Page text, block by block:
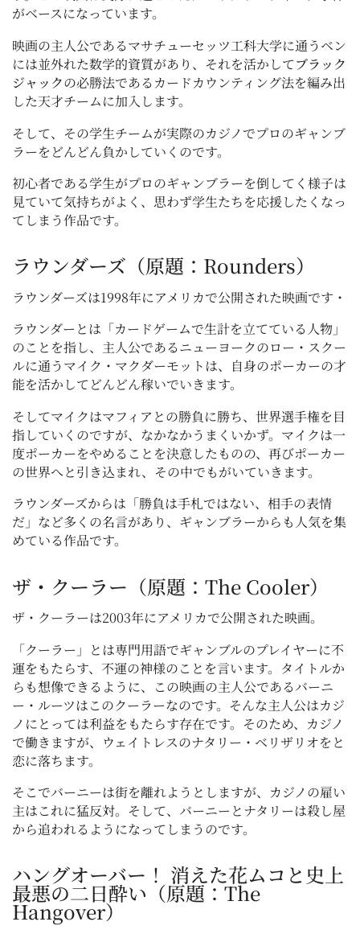
がベースになっています。
映画の主人公であるマサチューセッツ工科大学に通うベン
には並外れた数学的資質があり、それを活かしてブラック
ジャックの必勝法であるカードカウンティング法を編み出
した天才チームに加入します。
そして、その学生チームが実際のカジノでプロのギャンブ
ラーをどんどん負かしていくのです。
初心者である学生がプロのギャンブラーを倒してく様子は
見ていて気持ちがよく、思わず学生たちを応援したくなっ
てしまう作品です。
ラウンダーズ（原題：Rounders）
ラウンダーズは1998年にアメリカで公開された映画です・
ラウンダーとは「カードゲームで生計を立てている人物」
のことを指し、主人公であるニューヨークのロー・スクー
ルに通うマイク・マクダーモットは、自身のポーカーの才
能を活かしてどんどん稼いでいきます。
そしてマイクはマフィアとの勝負に勝ち、世界選手権を目
指していくのですが、なかなかうまくいかず。マイクは一
度ポーカーをやめることを決意したものの、再びポーカー
の世界へと引き込まれ、その中でもがいていきます。
ラウンダーズからは「勝負は手札ではない、相手の表情
だ」など多くの名言があり、ギャンブラーからも人気を集
めている作品です。
ザ・クーラー（原題：The Cooler）
ザ・クーラーは2003年にアメリカで公開された映画。
「クーラー」とは専門用語でギャンブルのプレイヤーに不
運をもたらす、不運の神様のことを言います。タイトルか
らも想像できるように、この映画の主人公であるバーニ
ー・ルーツはこのクーラーなのです。そんな主人公はカジ
ノにとっては利益をもたらす存在です。そのため、カジノ
で働きますが、ウェイトレスのナタリー・ベリザリオをと
恋に落ちます。
そこでバーニーは街を離れようとしますが、カジノの雇い
主はこれに猛反対。そして、バーニーとナタリーは殺し屋
から追われるようになってしまうのです。
ハングオーバー！ 消えた花ムコと史上
最悪の二日酔い（原題：The
Hangover）